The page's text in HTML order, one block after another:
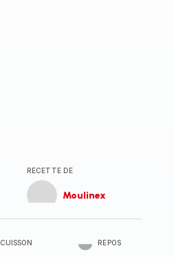
RECETTE DE
Moulinex
CUISSON REPOS